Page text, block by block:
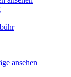
ansehen